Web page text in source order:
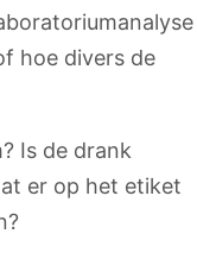
hoe divers de
Is de drank
er op het etiket